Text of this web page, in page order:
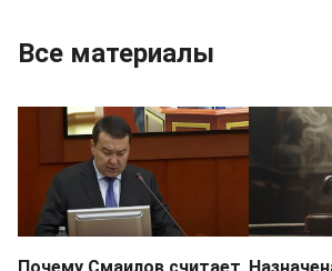
Все материалы